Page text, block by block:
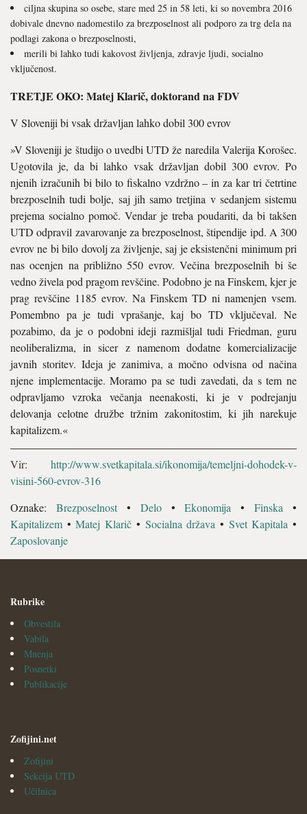
ciljna skupina so osebe, stare med 25 in 58 leti, ki so novembra 2016
dobivale dnevno nadomestilo za brezposelnost ali podporo za trg dela na
podlagi zakona o brezposelnosti,
merili bi lahko tudi kakovost življenja, zdravje ljudi, socialno
vključenost.
TRETJE OKO: Matej Klarič, doktorand na FDV
V Sloveniji bi vsak državljan lahko dobil 300 evrov
»V Sloveniji je študijo o uvedbi UTD že naredila Valerija Korošec.
Ugotovila je, da bi lahko vsak državljan dobil 300 evrov. Po
njenih izračunih bi bilo to fiskalno vzdržno – in za kar tri četrtine
brezposelnih tudi bolje, saj jih samo tretjina v sedanjem sistemu
prejema socialno pomoč. Vendar je treba poudariti, da bi takšen
UTD odpravil zavarovanje za brezposelnost, štipendije ipd. A 300
evrov ne bi bilo dovolj za življenje, saj je eksistenčni minimum pri
nas ocenjen na približno 550 evrov. Večina brezposelnih bi še
vedno živela pod pragom revščine. Podobno je na Finskem, kjer je
prag revščine 1185 evrov. Na Finskem TD ni namenjen vsem.
Pomembno pa je tudi vprašanje, kaj bo TD vključeval. Ne
pozabimo, da je o podobni ideji razmišljal tudi Friedman, guru
neoliberalizma, in sicer z namenom dodatne komercializacije
javnih storitev. Ideja je zanimiva, a močno odvisna od načina
njene implementacije. Moramo pa se tudi zavedati, da s tem ne
odpravljamo vzroka večanja neenakosti, ki je v podrejanju
delovanja celotne družbe tržnim zakonitostim, ki jih narekuje
kapitalizem.«
Vir: http://www.svetkapitala.si/ikonomija/temeljni-dohodek-v-
visini-560-evrov-316
Oznake: Brezposelnost• Delo•Ekonomija •Finska •
Kapitalizem •Matej Klarič • Socialna država • Svet Kapitala •
Zaposlovanje
Rubrike
Obvestila
Vabila
Mnenja
Posnetki
Publikacije
Zofijini.net
Zofijini
Sekcija UTD
Učilnica